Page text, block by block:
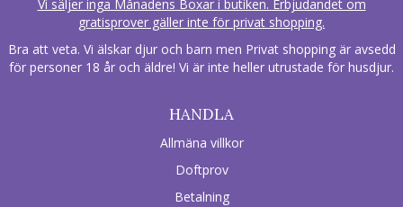
Vi säljer inga Månadens Boxar i butiken. Erbjudandet om
gratisprover gäller inte för privat shopping.
Bra att veta. Vi älskar djur och barn men Privat shopping är avsedd
för personer 18 år och äldre! Vi är inte heller utrustade för husdjur.
HANDLA
Allmäna villkor
Doftprov
Betalning